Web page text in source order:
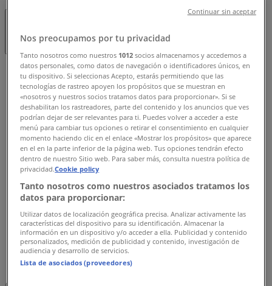
Domingo
Cerrado
Lunes
08:00 - 16:00
Martes
08:00 - 16:00
Miércoles
08:00 - 16:00
Jueves
08:00 - 16:00
Viernes
08:00 - 16:00
Sábado
09:00 - 14:00
Nos preocupamos por tu privacidad
Tanto nosotros como nuestros 1012 socios almacenamos y accedemos a
datos personales, como datos de navegación o identificadores únicos, en
tu dispositivo. Si seleccionas Acepto, estarás permitiendo que las
tecnologías de rastreo apoyen los propósitos que se muestran en
«nosotros y nuestros socios tratamos datos para proporcionar». Si se
deshabilitan los rastreadores, parte del contenido y los anuncios que ves
podrían dejar de ser relevantes para ti. Puedes volver a acceder a este
menú para cambiar tus opciones o retirar el consentimiento en cualquier
momento haciendo clic en el enlace «Mostrar los propósitos» que aparece
en el en la parte inferior de la página web. Tus opciones tendrán efecto
dentro de nuestro Sitio web. Para saber más, consulta nuestra política de
privacidad.Cookie policy
Tanto nosotros como nuestros asociados tratamos los
datos para proporcionar:
Utilizar datos de localización geográfica precisa. Analizar activamente las
características del dispositivo para su identificación. Almacenar la
información en un dispositivo y/o acceder a ella. Publicidad y contenido
personalizados, medición de publicidad y contenido, investigación de
audiencia y desarrollo de servicios.
Lista de asociados (proveedores)
Continuar sin aceptar